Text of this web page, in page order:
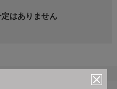
はありません